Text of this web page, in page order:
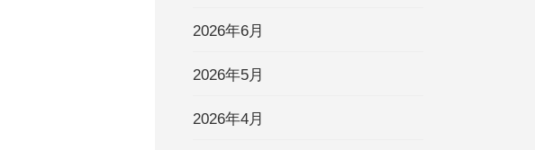
2026年6月
2026年5月
2026年4月